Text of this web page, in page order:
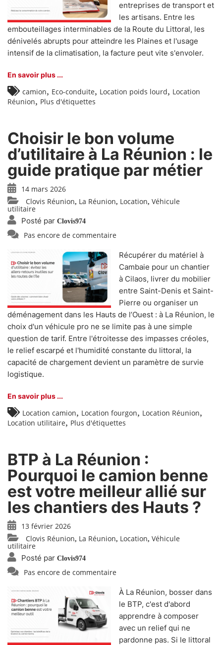
entreprises de transport et
les artisans. Entre les
embouteillages interminables de la Route du Littoral, les
dénivelés abrupts pour atteindre les Plaines et l'usage
intensif de la climatisation, la facture peut vite s'envoler.
En savoir plus ...
camion Eco-conduite Location poids lourd
Location
Réunion
Plus d'étiquettes
Choisir le bon volume
d’utilitaire à La Réunion : le
guide pratique par métier
14 mars 2026
Clovis Réunion, La Réunion, Location, Véhicule
utilitaire
Posté par Clovis974
Pas encore de commentaire
Récupérer du matériel à
Cambaie pour un chantier
à Cilaos, livrer du mobilier
entre Saint-Denis et Saint-
Pierre ou organiser un
déménagement dans les Hauts de l’Ouest : à La Réunion, le
choix d'un véhicule pro ne se limite pas à une simple
question de tarif. Entre l'étroitesse des impasses créoles,
le relief escarpé et l'humidité constante du littoral, la
capacité de chargement devient un paramètre de survie
logistique.
En savoir plus ...
Location camion Location fourgon Location Réunion
Location utilitaire Plus d'étiquettes
BTP à La Réunion :
Pourquoi le camion benne
est votre meilleur allié sur
les chantiers des Hauts ?
13 février 2026
Clovis Réunion, La Réunion, Location, Véhicule
utilitaire
Posté par Clovis974
Pas encore de commentaire
À La Réunion, bosser dans
le BTP, c'est d'abord
apprendre à composer
avec un relief qui ne
pardonne pas. Si le littoral